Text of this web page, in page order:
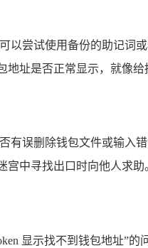
以尝试使用备份的助记词
地址是否正常显示，就像
有误删除钱包文件或输入
中寻找出口时向他人求助
显示找不到钱包地址”的